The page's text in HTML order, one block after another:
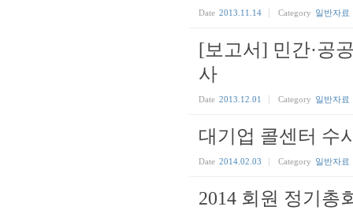
Date 2013.11.14 Category 일반자료
[보고서] 민간·공
사
Date 2013.12.01 Category 일반자료
대기업 콜센터 수
Date 2014.02.03 Category 일반자료
2014 회원 정기총